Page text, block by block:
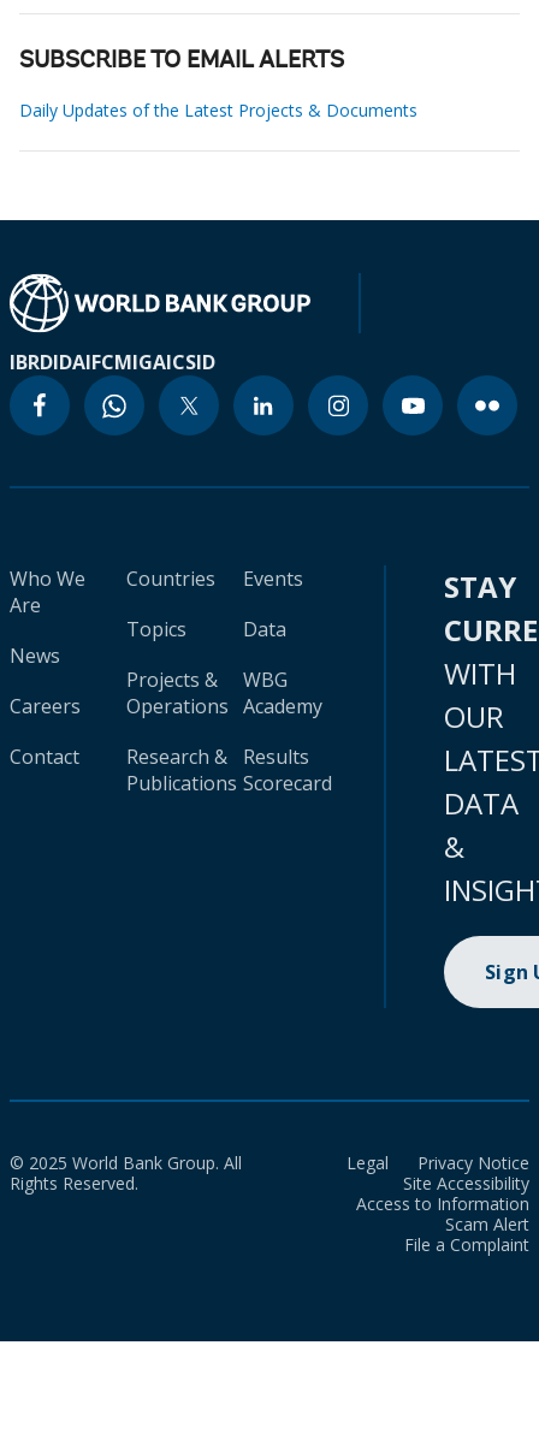
SUBSCRIBE TO EMAIL ALERTS
Daily Updates of the Latest Projects & Documents
IBRDIDAIFCMIGAICSID
Who We
Are
News
Careers
Contact
Countries
Topics
Projects &
Operations
Research &
Publications
Events
Data
WBG
Academy
Results
Scorecard
STAY
WITH
OUR
DATA
&
Sign
© 2025 World Bank Group. All
Rights Reserved.
Legal
Privacy Notice
Site Accessibility
Access to Information
Scam Alert
File a Complaint